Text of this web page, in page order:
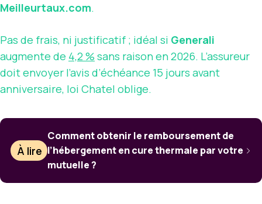
Meilleurtaux.com.
Pas de frais, ni justificatif ; idéal si Generali
augmente de 4,2 % sans raison en 2026. L’assureur
doit envoyer l’avis d’échéance 15 jours avant
anniversaire, loi Chatel oblige.
À lire
Comment obtenir le remboursement de
l’hébergement en cure thermale par votre
mutuelle ?